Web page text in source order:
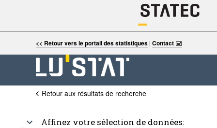
<< Retour vers le portail des statistiques| Contact 🖃
Retour aux résultats de recherche
Affinez votre sélection de données: